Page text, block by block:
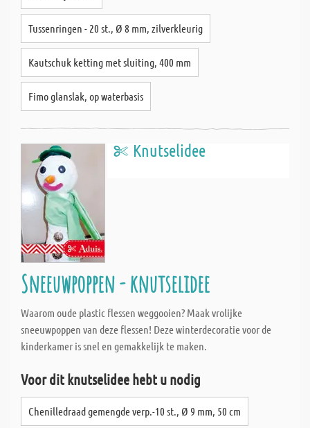
Tussenringen - 20 st., Ø 8 mm, zilverkleurig
Kautschuk ketting met sluiting, 400 mm
Fimo glanslak, op waterbasis
Knutselidee
Sneeuwpoppen - knutselidee
Waarom oude plastic flessen weggooien? Maak vrolijke
sneeuwpoppen van deze flessen! Deze winterdecoratie voor de
kinderkamer is snel en gemakkelijk te maken.
Voor dit knutselidee hebt u nodig
Chenilledraad gemengde verp.-10 st., Ø 9 mm, 50 cm